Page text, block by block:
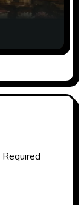
Required